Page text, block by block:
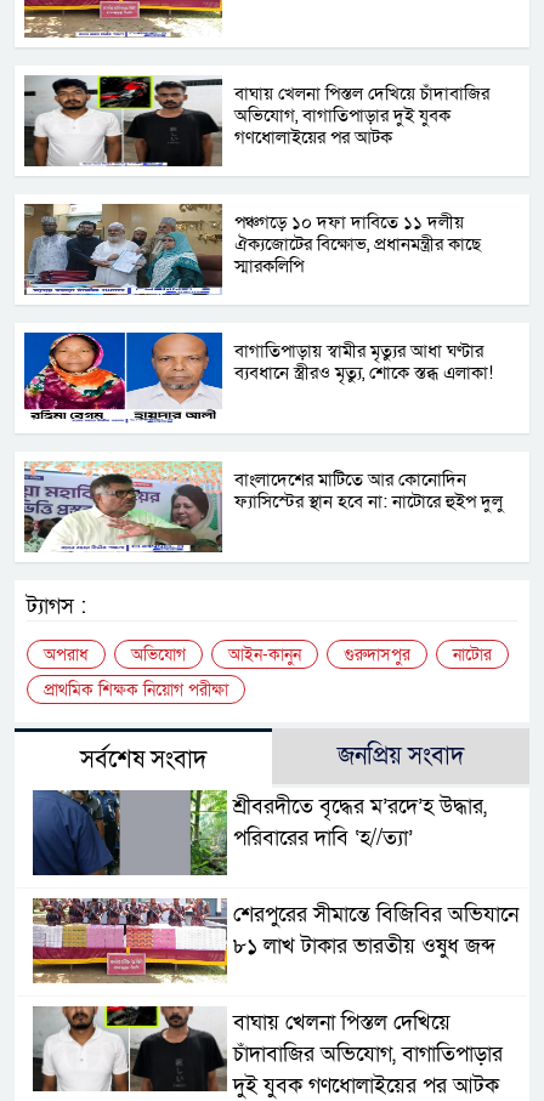
বাঘায় খেলনা পিস্তল দেখিয়ে চাঁদাবাজির
অভিযোগ, বাগাতিপাড়ার দুই যুবক
গণধোলাইয়ের পর আটক
পঞ্চগড়ে ১০ দফা দাবিতে ১১ দলীয়
ঐক্যজোটের বিক্ষোভ, প্রধানমন্ত্রীর কাছে
স্মারকলিপি
বাগাতিপাড়ায় স্বামীর মৃত্যুর আধা ঘণ্টার
ব্যবধানে স্ত্রীরও মৃত্যু, শোকে স্তব্ধ এলাকা!
বাংলাদেশের মাটিতে আর কোনোদিন
ফ্যাসিস্টের স্থান হবে না: নাটোরে হুইপ দুলু
ট্যাগস :
অপরাধ অভিযোগ আইন-কানুন গুরুদাসপুর
নাটোর
প্রাথমিক শিক্ষক নিয়োগ পরীক্ষা
সর্বশেষ সংবাদ জনপ্রিয় সংবাদ
শ্রীবরদীতে বৃদ্ধের ম’রদে’হ উদ্ধার,
পরিবারের দাবি ‘হ//ত্যা’
শেরপুরের সীমান্তে বিজিবির অভিযানে
৮১ লাখ টাকার ভারতীয় ওষুধ জব্দ
বাঘায় খেলনা পিস্তল দেখিয়ে
চাঁদাবাজির অভিযোগ, বাগাতিপাড়ার
দুই যুবক গণধোলাইয়ের পর আটক